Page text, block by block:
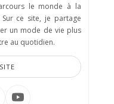
le monde à la
ce site, je partage
un mode de vie plus
au quotidien.